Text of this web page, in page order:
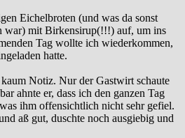
Eichelbroten (und was da sonst
war) mit Birkensirup(!!!) auf, um ins
Tag wollte ich wiederkommen,
hatte.
Notiz. Nur der Gastwirt schaute
ahnte er, dass ich den ganzen Tag
ihm offensichtlich nicht sehr gefiel.
aß gut, duschte noch ausgiebig und